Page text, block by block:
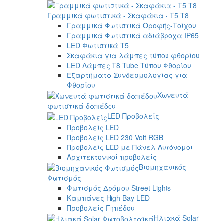
Γραμμικά φωτιστικά - Σκαφάκια - Τ5 T8
Γραμμικά Φωτιστικά Οροφής-Τοίχου
Γραμμικά Φωτιστικά αδιάβροχα IP65
LED Φωτιστικά T5
Σκαφάκια για λάμπες τύπου φθορίου
LED Λάμπες T8 Tube Τύπου Φθορίου
Εξαρτήματα Συνδεσμολογίας για
Φθορίου
Χωνευτά
φωτιστικά δαπέδου
LED Προβολείς
Προβολείς LED
Προβολείς LED 230 Volt RGB
Προβολείς LED με Πάνελ Αυτόνομοι
Αρχιτεκτονικοί προβολείς
Βιομηχανικός
Φωτισμός
Φωτισμός Δρόμου Street Lights
Καμπάνες High Bay LED
Προβολείς Γηπέδου
Ηλιακά Solar